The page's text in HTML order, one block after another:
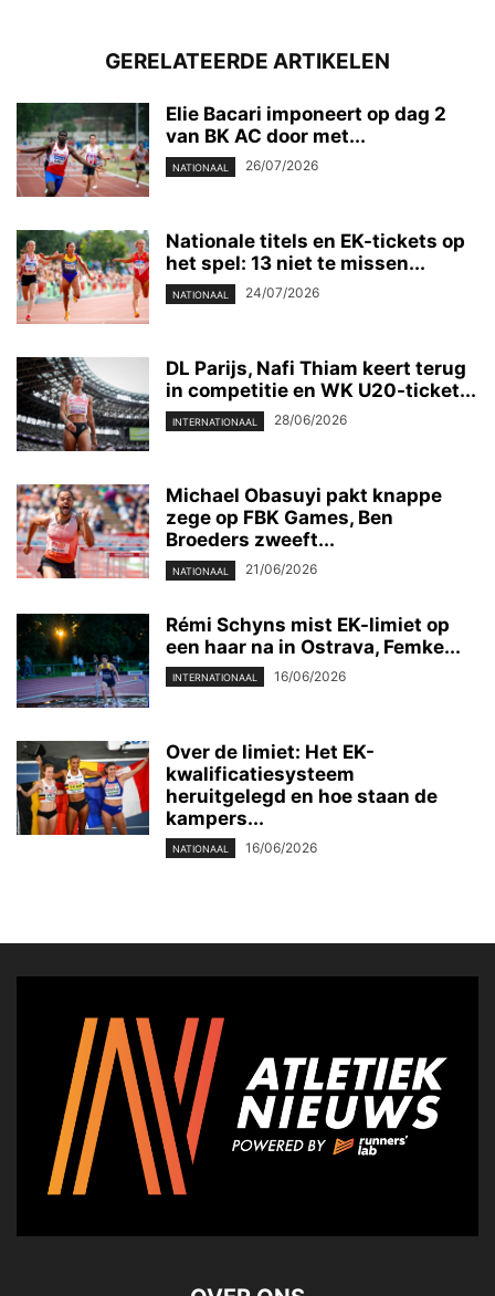
GERELATEERDE ARTIKELEN
Elie Bacari imponeert op dag 2
van BK AC door met...
NATIONAAL 26/07/2026
Nationale titels en EK-tickets op
het spel: 13 niet te missen...
NATIONAAL 24/07/2026
DL Parijs, Nafi Thiam keert terug
in competitie en WK U20-ticket...
INTERNATIONAAL 28/06/2026
Michael Obasuyi pakt knappe
zege op FBK Games, Ben
Broeders zweeft...
NATIONAAL 21/06/2026
Rémi Schyns mist EK-limiet op
een haar na in Ostrava, Femke...
INTERNATIONAAL 16/06/2026
Over de limiet: Het EK-
kwalificatiesysteem
heruitgelegd en hoe staan de
kampers...
NATIONAAL 16/06/2026